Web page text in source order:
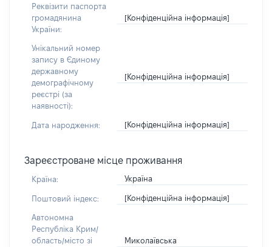
Реквізити паспорта
громадянина
України:
[Конфіденційна інформація]
Унікальний номер
запису в Єдиному
державному
демографічному
реєстрі (за
наявності):
[Конфіденційна інформація]
Дата народження: [Конфіденційна інформація]
Зареєстроване місце проживання
Країна: Україна
Поштовий індекс: [Конфіденційна інформація]
Автономна
Республіка Крим/
область/місто зі
Миколаївська